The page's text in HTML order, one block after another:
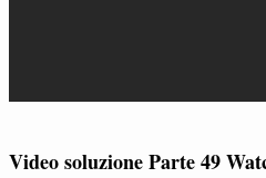
Video soluzione Parte 49